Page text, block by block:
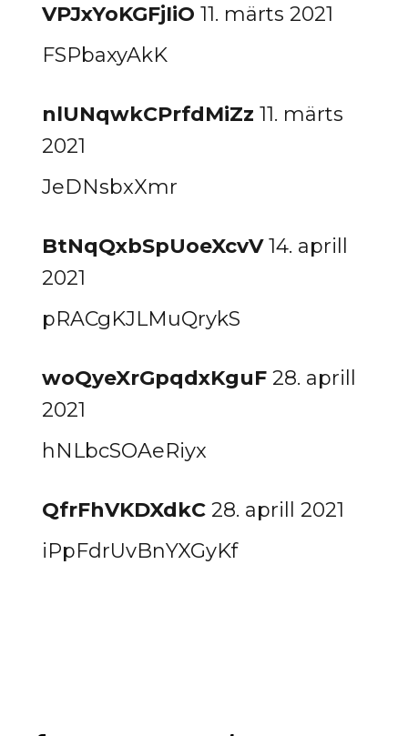
VPJxYoKGFjIiO 11. märts 2021
FSPbaxyAkK
nlUNqwkCPrfdMiZz 11. märts
2021
JeDNsbxXmr
BtNqQxbSpUoeXcvV 14. aprill
2021
pRACgKJLMuQrykS
woQyeXrGpqdxKguF 28. aprill
2021
hNLbcSOAeRiyx
QfrFhVKDXdkC 28. aprill 2021
iPpFdrUvBnYXGyKf